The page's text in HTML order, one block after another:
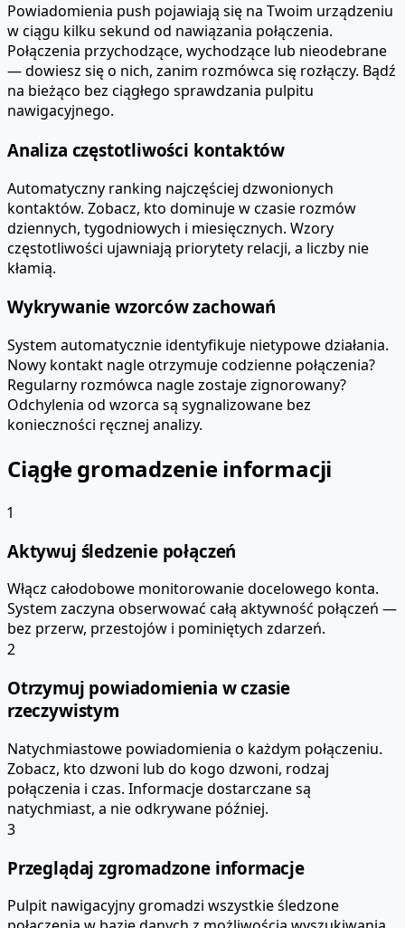
Powiadomienia push pojawiają się na Twoim urządzeniu
w ciągu kilku sekund od nawiązania połączenia.
Połączenia przychodzące, wychodzące lub nieodebrane
— dowiesz się o nich, zanim rozmówca się rozłączy. Bądź
na bieżąco bez ciągłego sprawdzania pulpitu
nawigacyjnego.
Analiza częstotliwości kontaktów
Automatyczny ranking najczęściej dzwonionych
kontaktów. Zobacz, kto dominuje w czasie rozmów
dziennych, tygodniowych i miesięcznych. Wzory
częstotliwości ujawniają priorytety relacji, a liczby nie
kłamią.
Wykrywanie wzorców zachowań
System automatycznie identyfikuje nietypowe działania.
Nowy kontakt nagle otrzymuje codzienne połączenia?
Regularny rozmówca nagle zostaje zignorowany?
Odchylenia od wzorca są sygnalizowane bez
konieczności ręcznej analizy.
Ciągłe gromadzenie informacji
1
Aktywuj śledzenie połączeń
Włącz całodobowe monitorowanie docelowego konta.
System zaczyna obserwować całą aktywność połączeń —
bez przerw, przestojów i pominiętych zdarzeń.
2
Otrzymuj powiadomienia w czasie
rzeczywistym
Natychmiastowe powiadomienia o każdym połączeniu.
Zobacz, kto dzwoni lub do kogo dzwoni, rodzaj
połączenia i czas. Informacje dostarczane są
natychmiast, a nie odkrywane później.
3
Przeglądaj zgromadzone informacje
Pulpit nawigacyjny gromadzi wszystkie śledzone